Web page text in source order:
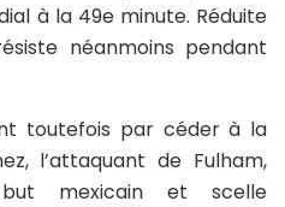
à la 49e minute. Réduite
néanmoins pendant
toutefois par céder à la
l’attaquant de Fulham,
mexicain et scelle